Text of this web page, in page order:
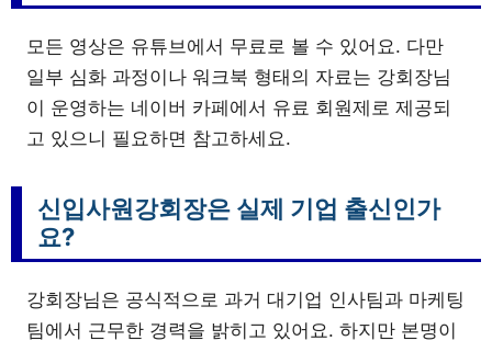
모든 영상은 유튜브에서 무료로 볼 수 있어요. 다만
일부 심화 과정이나 워크북 형태의 자료는 강회장님
이 운영하는 네이버 카페에서 유료 회원제로 제공되
고 있으니 필요하면 참고하세요.
신입사원강회장은 실제 기업 출신인가
요?
강회장님은 공식적으로 과거 대기업 인사팀과 마케팅
팀에서 근무한 경력을 밝히고 있어요. 하지만 본명이